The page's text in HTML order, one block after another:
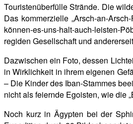
Touristenüberfülle Strände. Die
Das kommerzielle „Arsch-an-
können-es-uns-halt-auch-leisten-
regiden Gesellschaft und
Dazwischen ein Foto, dessen
in Wirklichkeit in ihrem eigenen
– Die Kinder des Iban-Stammes
nicht als feiernde Egoisten, wie die
Noch kurz in Ägypten bei der